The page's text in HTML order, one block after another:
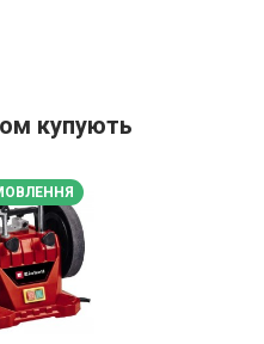
купують